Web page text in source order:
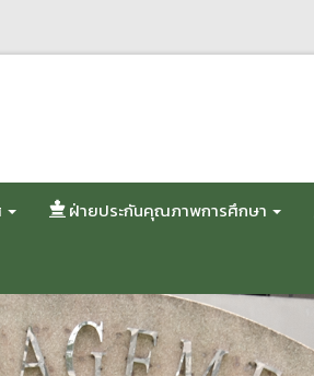
ฝ่ายประกันคุณภาพการศึกษา